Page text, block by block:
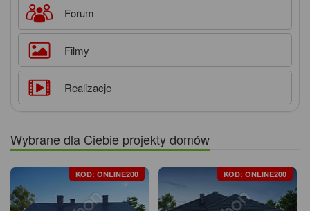
Forum
Filmy
Realizacje
Wybrane dla Ciebie projekty domów
KOD: ONLINE200 KOD: ONLINE200